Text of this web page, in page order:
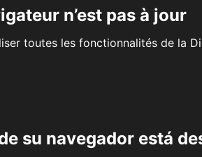
n’est pas à jour
toutes les fonctionnalités de la
su navegador está